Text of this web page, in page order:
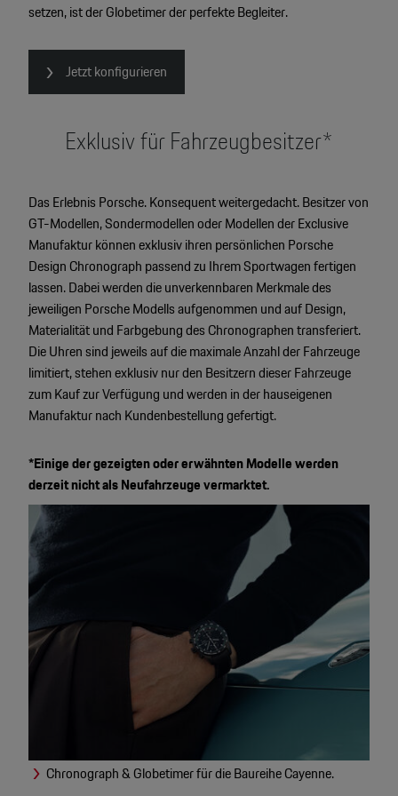
setzen, ist der Globetimer der perfekte Begleiter.
Jetzt konfigurieren
Exklusiv für Fahrzeugbesitzer*
Das Erlebnis Porsche. Konsequent weitergedacht. Besitzer von
GT-Modellen, Sondermodellen oder Modellen der Exclusive
Manufaktur können exklusiv ihren persönlichen Porsche
Design Chronograph passend zu Ihrem Sportwagen fertigen
lassen. Dabei werden die unverkennbaren Merkmale des
jeweiligen Porsche Modells aufgenommen und auf Design,
Materialität und Farbgebung des Chronographen transferiert.
Die Uhren sind jeweils auf die maximale Anzahl der Fahrzeuge
limitiert, stehen exklusiv nur den Besitzern dieser Fahrzeuge
zum Kauf zur Verfügung und werden in der hauseigenen
Manufaktur nach Kundenbestellung gefertigt.
*Einige der gezeigten oder erwähnten Modelle werden
derzeit nicht als Neufahrzeuge vermarktet.
Chronograph & Globetimer für die Baureihe Cayenne.